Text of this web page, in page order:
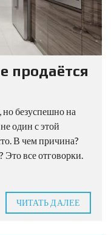
продаётся
безуспешно на
один с этой
В чем причина?
все отговорки.
ЧИТАТЬ ДАЛЕЕ